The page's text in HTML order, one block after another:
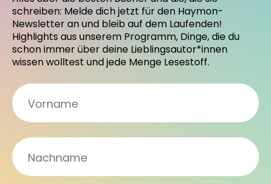
schreiben: Melde dich jetzt für den Haymon-
Newsletter an und bleib auf dem Laufenden!
Highlights aus unserem Programm, Dinge, die du
schon immer über deine Lieblingsautor*innen
wissen wolltest und jede Menge Lesestoff.